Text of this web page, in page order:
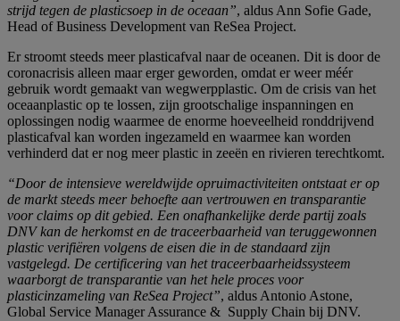
strijd tegen de plasticsoep in de oceaan”, aldus Ann Sofie Gade,
Head of Business Development van ReSea Project.
Er stroomt steeds meer plasticafval naar de oceanen. Dit is door de
coronacrisis alleen maar erger geworden, omdat er weer méér
gebruik wordt gemaakt van wegwerpplastic. Om de crisis van het
oceaanplastic op te lossen, zijn grootschalige inspanningen en
oplossingen nodig waarmee de enorme hoeveelheid ronddrijvend
plasticafval kan worden ingezameld en waarmee kan worden
verhinderd dat er nog meer plastic in zeeën en rivieren terechtkomt.
“Door de intensieve wereldwijde opruimactiviteiten ontstaat er op
de markt steeds meer behoefte aan vertrouwen en transparantie
voor claims op dit gebied. Een onafhankelijke derde partij zoals
DNV kan de herkomst en de traceerbaarheid van teruggewonnen
plastic verifiëren volgens de eisen die in de standaard zijn
vastgelegd. De certificering van het traceerbaarheidssysteem
waarborgt de transparantie van het hele proces voor
plasticinzameling van ReSea Project”, aldus Antonio Astone,
Global Service Manager Assurance & Supply Chain bij DNV.